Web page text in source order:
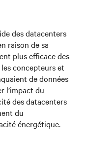
des datacenters
raison de sa
plus efficace des
concepteurs et
de données
l’impact du
des datacenters
du
énergétique.